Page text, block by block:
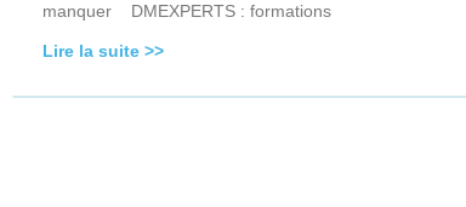
manquer DMEXPERTS : formations
Lire la suite >>